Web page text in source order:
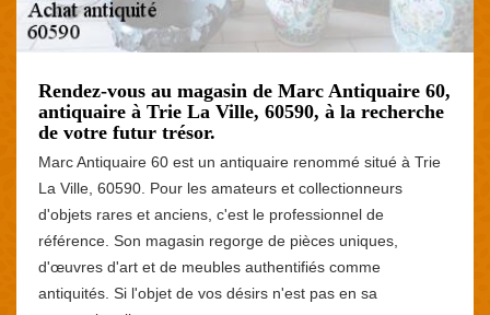
Rendez-vous au magasin de Marc Antiquaire 60,
antiquaire à Trie La Ville, 60590, à la recherche
de votre futur trésor.
Marc Antiquaire 60 est un antiquaire renommé situé à Trie
La Ville, 60590. Pour les amateurs et collectionneurs
d'objets rares et anciens, c'est le professionnel de
référence. Son magasin regorge de pièces uniques,
d'œuvres d'art et de meubles authentifiés comme
antiquités. Si l'objet de vos désirs n'est pas en sa